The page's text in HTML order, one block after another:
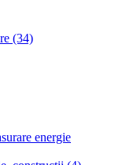
(34)
energie